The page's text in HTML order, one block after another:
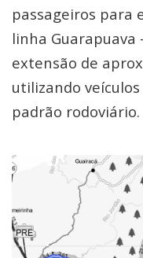
passageiros para
linha Guarapuava
extensão de
utilizando
padrão rodoviário.